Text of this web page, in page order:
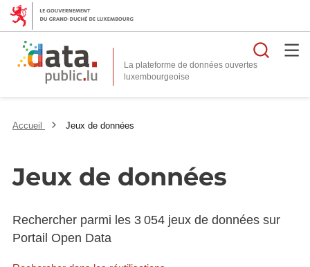
La plateforme de données ouvertes
Accueil Jeux de données
Jeux de données
Rechercher parmi les 3 054 jeux de données sur
Portail Open Data